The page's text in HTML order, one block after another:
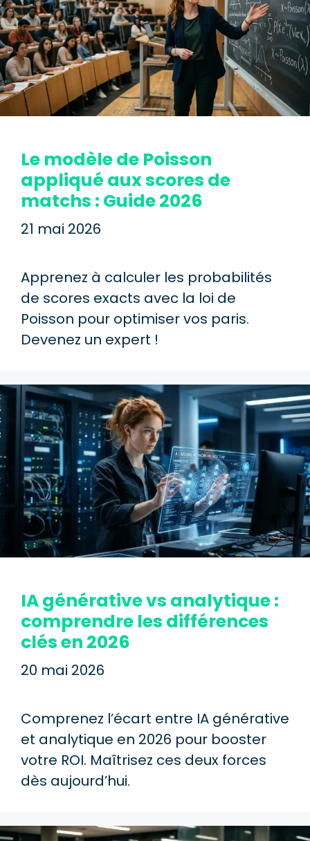
Le modèle de Poisson
appliqué aux scores de
matchs : Guide 2026
21 mai 2026
Apprenez à calculer les probabilités
de scores exacts avec la loi de
Poisson pour optimiser vos paris.
Devenez un expert !
IA générative vs analytique :
comprendre les différences
clés en 2026
20 mai 2026
Comprenez l’écart entre IA générative
et analytique en 2026 pour booster
votre ROI. Maîtrisez ces deux forces
dès aujourd’hui.